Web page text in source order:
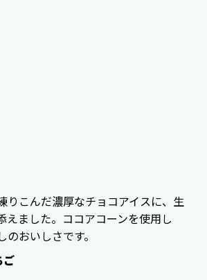
りこんだ濃厚なチョコアイスに、生
えました。ココアコーンを使用し
おいしさです。